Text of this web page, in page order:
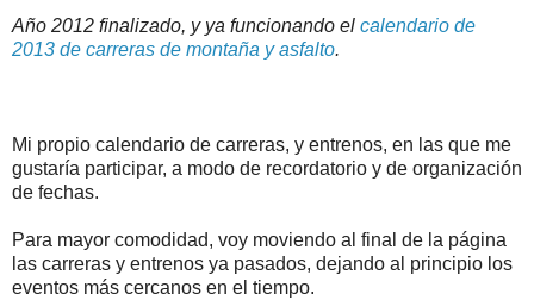
Año 2012 finalizado, y ya funcionando el calendario de
2013 de carreras de montaña y asfalto.
Mi propio calendario de carreras, y entrenos, en las que me
gustaría participar, a modo de recordatorio y de organización
de fechas.
Para mayor comodidad, voy moviendo al final de la página
las carreras y entrenos ya pasados, dejando al principio los
eventos más cercanos en el tiempo.